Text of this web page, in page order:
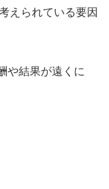
えられている要因
や結果が遠くに